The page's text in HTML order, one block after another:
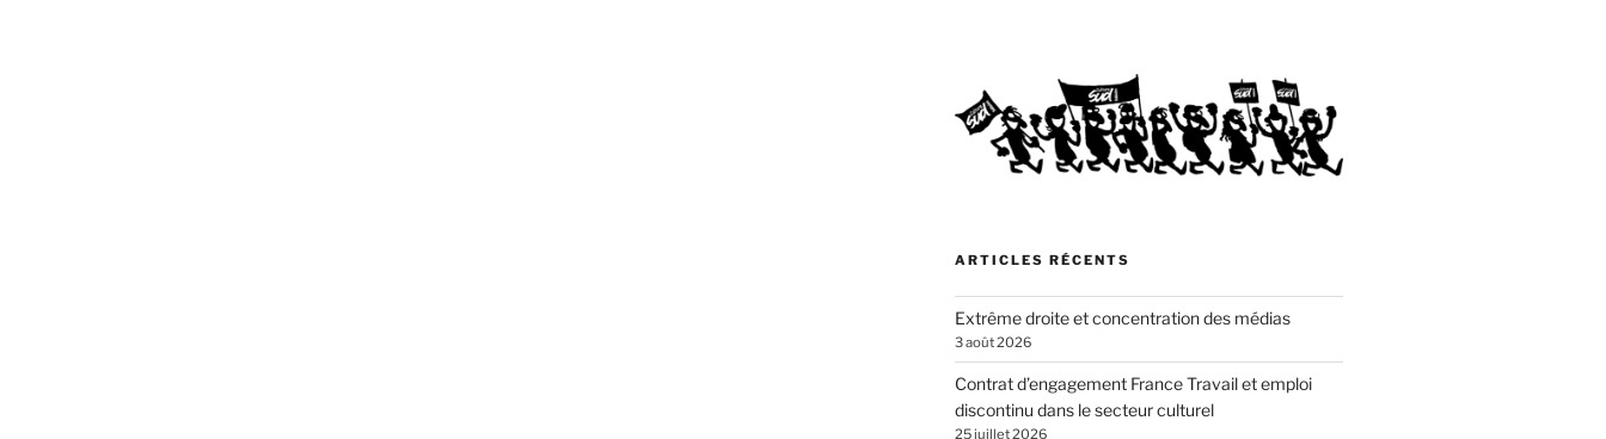
ARTICLES RÉCENTS
Extrême droite et concentration des médias
3 août 2026
Contrat d’engagement France Travail et emploi
discontinu dans le secteur culturel
25 juillet 2026